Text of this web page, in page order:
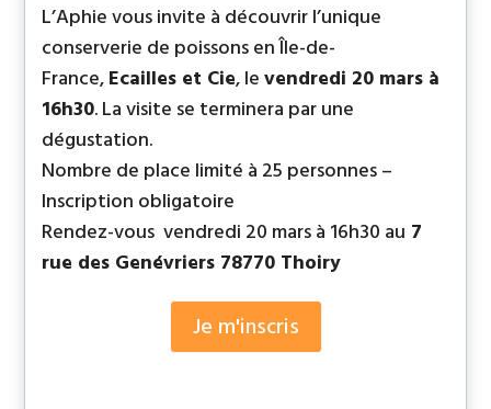
L’Aphie vous invite à découvrir l’unique
conserverie de poissons en Île-de-
France,Ecailles et Cie, levendredi 20 mars à
16h30.La visite se terminera par une
dégustation.
Nombre de place limité à 25 personnes –
Inscription obligatoire
Rendez-vous vendredi 20 mars à 16h30 au 7
rue des Genévriers 78770 Thoiry
Je m'inscris